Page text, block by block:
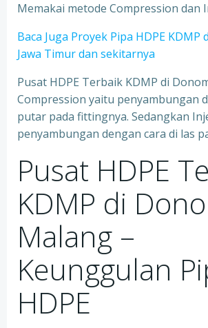
Memakai metode Compression dan
Baca Juga Proyek Pipa HDPE KDMP
Jawa Timur dan sekitarnya
Pusat HDPE Terbaik KDMP di
Compression yaitu penyambungan
putar pada fittingnya. Sedangkan
penyambungan dengan cara di las
Pusat HDPE
KDMP di
Malang –
Keunggulan
HDPE